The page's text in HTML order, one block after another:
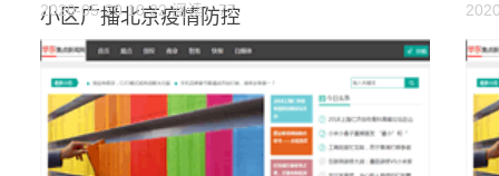
小区广播北京疫情防控
2020-05-20 10:22 阅读：77